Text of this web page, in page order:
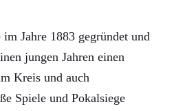
im Jahre 1883 gegründet und
jungen Jahren einen
Kreis und auch
Spiele und Pokalsiege